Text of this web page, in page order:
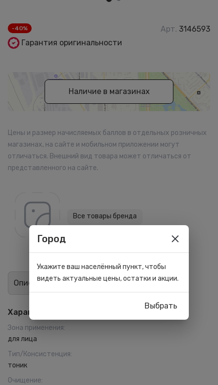
-40% Арт. 3146593
Гарантия оригинальности
Наличие в магазинах
Цены и размер начисляемых баллов в отдельных розничных
магазинах, на сайте и мобильном приложении могут
отличаться. Внешний вид товара может отличаться от
представленного на сайте.
Все товары бренда
Описание Отзывы 0
Характеристики
Зона применения:
для лица
Тип/Консистенция:
тоник
Очищение:
Город
Укажите ваш населённый пункт, чтобы
видеть актуальные цены, остатки и акции.
Выбрать